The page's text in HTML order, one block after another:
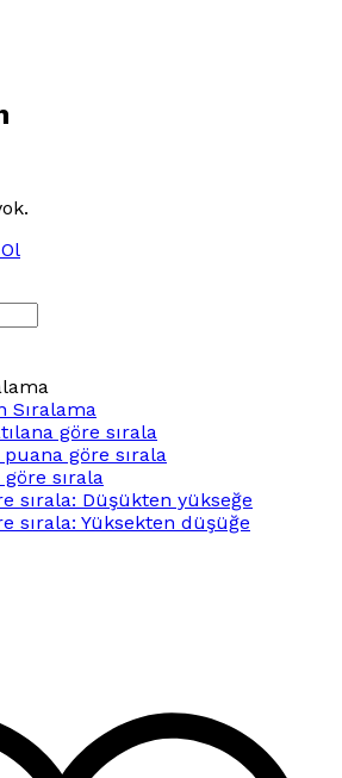
Sıralama
göre sırala
göre sırala
göre sırala
sırala: Düşükten yükseğe
sırala: Yüksekten düşüğe